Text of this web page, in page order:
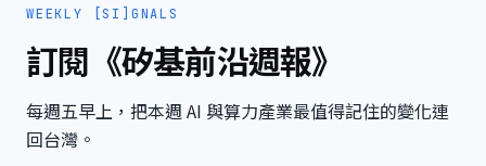
WEEKLY [SI]GNALS
訂閱《矽基前沿週報》
每週五早上，把本週 AI 與算力產業最值得記住的變化連
回台灣。